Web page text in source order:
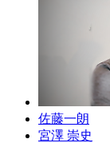
佐藤一朗
宮澤 崇史